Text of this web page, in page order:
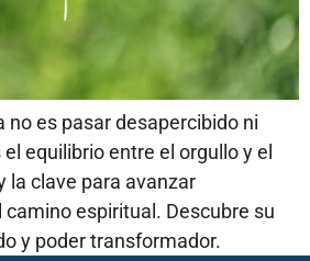
no es pasar desapercibido ni
equilibrio entre el orgullo y el
la clave para avanzar
espiritual. Descubre su
y poder transformador.